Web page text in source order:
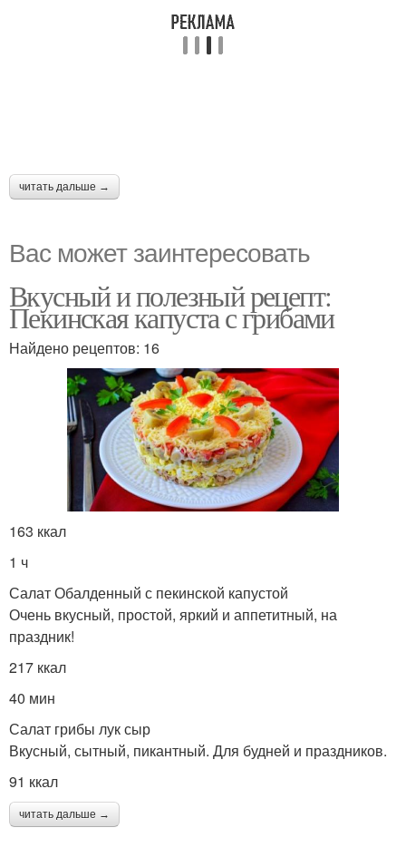
читать дальше →
Вас может заинтересовать
Вкусный и полезный рецепт:
Пекинская капуста с грибами
Найдено рецептов: 16
163 ккал
1 ч
Салат Обалденный с пекинской капустой
Очень вкусный, простой, яркий и аппетитный, на
праздник!
217 ккал
40 мин
Салат грибы лук сыр
Вкусный, сытный, пикантный. Для будней и праздников.
91 ккал
читать дальше →